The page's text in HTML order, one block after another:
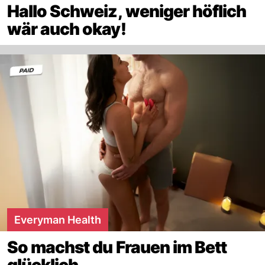
Hallo Schweiz, weniger höflich
wär auch okay!
Everyman Health
So machst du Frauen im Bett